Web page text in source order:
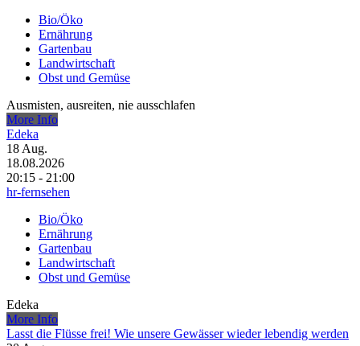
Bio/Öko
Ernährung
Gartenbau
Landwirtschaft
Obst und Gemüse
Ausmisten, ausreiten, nie ausschlafen
More Info
Edeka
18 Aug.
18.08.2026
20:15 - 21:00
hr-fernsehen
Bio/Öko
Ernährung
Gartenbau
Landwirtschaft
Obst und Gemüse
Edeka
More Info
Lasst die Flüsse frei! Wie unsere Gewässer wieder lebendig werden